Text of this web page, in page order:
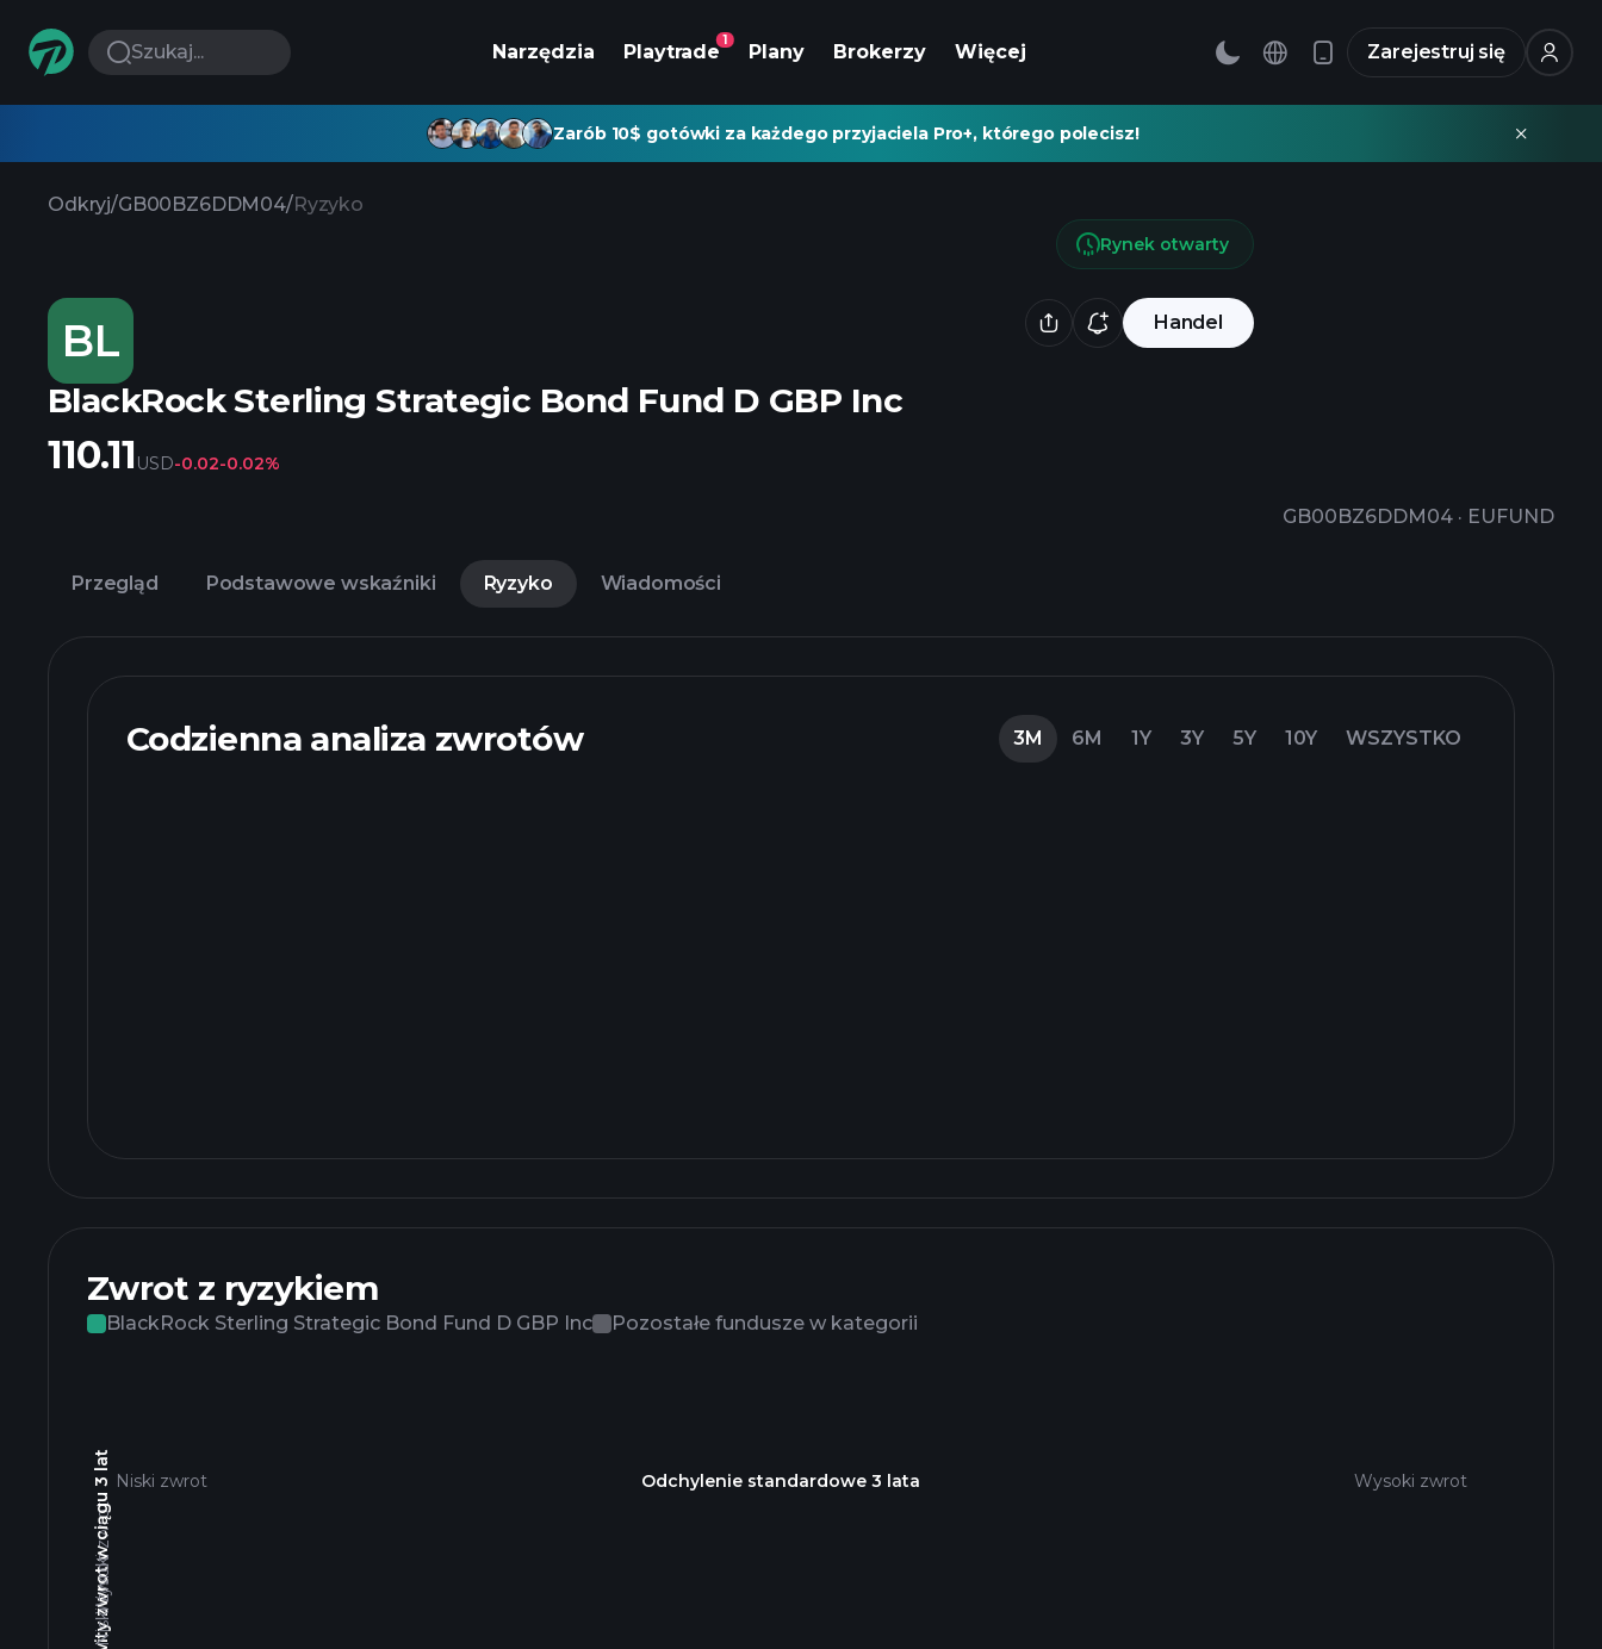
Szukaj... Narzędzia Playtrade
1
Plany Brokerzy Więcej Zarejestruj się
Zarób 10$ gotówki za każdego przyjaciela Pro+, którego polecisz!
Odkryj/GB00BZ6DDM04/Ryzyko
BL Handel
BlackRock Sterling Strategic Bond Fund D GBP Inc
GB00BZ6DDM04 · EUFUND
Rynek otwarty
110.11 USD-0.02-0.02%
Przegląd Podstawowe wskaźniki Ryzyko Wiadomości
Codzienna analiza zwrotów 3M 6M 1Y 3Y 5Y 10Y WSZYSTKO
Zwrot z ryzykiem
BlackRock Sterling Strategic Bond Fund D GBP Inc Pozostałe fundusze w kategorii
Wysoki zwrot
Całkowity zwrot w ciągu 3 lat
Niski zwrot
Niski zwrot Odchylenie standardowe 3 lata Wysoki zwrot